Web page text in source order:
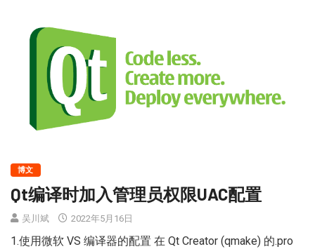
博文
Qt编译时加入管理员权限UAC配置
吴川斌 2022年5月16日
1.使用微软 VS 编译器的配置 在 Qt Creator (qmake) 的.pro